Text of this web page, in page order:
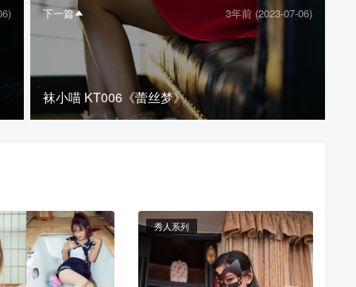
下一篇 3年前 (2023-07-06)
袜小喵 KT006《蕾丝梦》
秀人系列